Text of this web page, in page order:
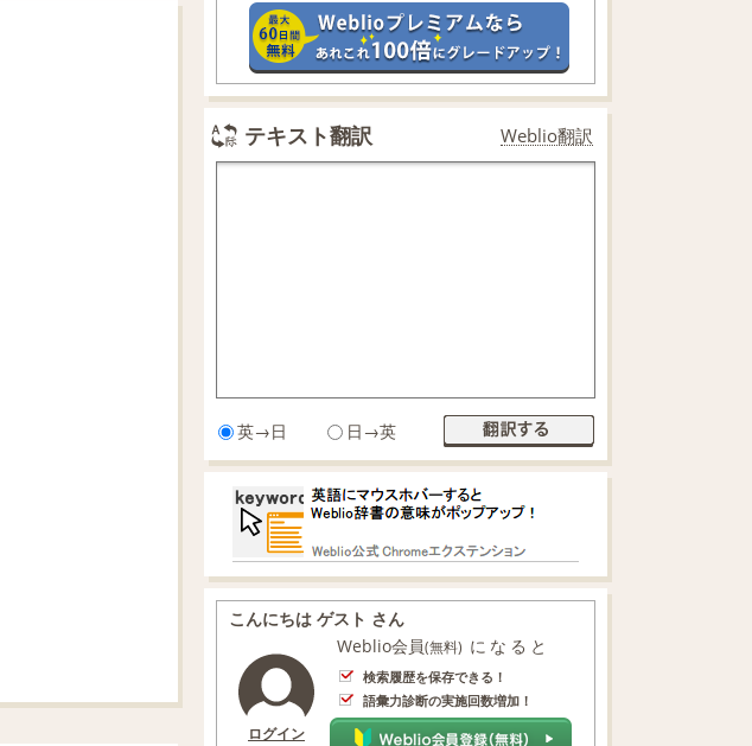
テキスト翻訳 Weblio翻訳
英→日 日→英
こんにちは ゲスト さん
ログイン
Weblio会員(無料) になると
検索履歴を保存できる！
語彙力診断の実施回数増加！